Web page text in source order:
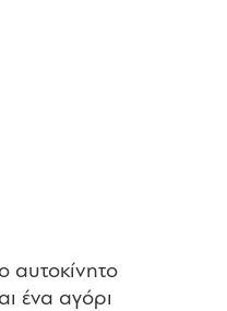
αυτοκίνητο
ένα αγόρι